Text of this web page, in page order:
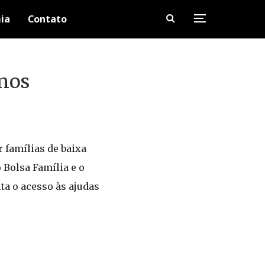
Contato
famílias de baixa
Família e o
o acesso às ajudas